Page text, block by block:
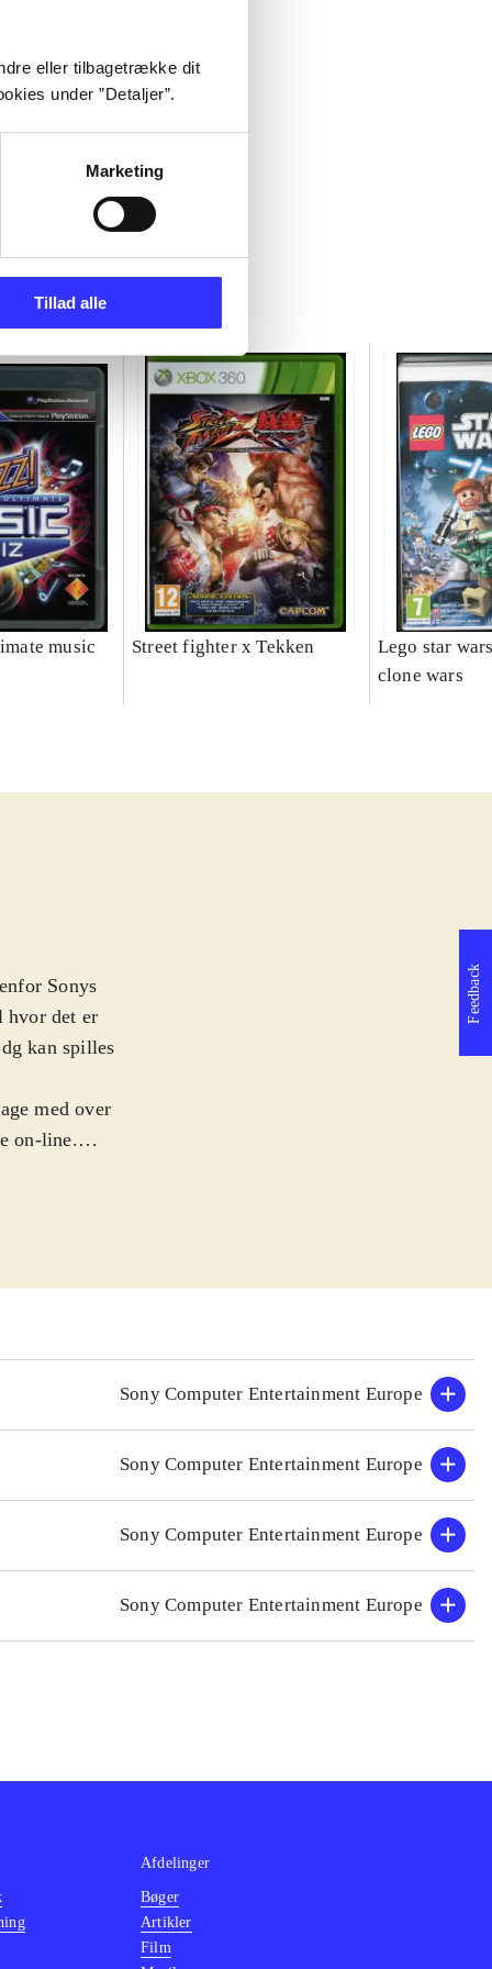
eller tilbagetrække dit
under ”Detaljer”.
Marketing
Tillad alle
music Street fighter x Tekken
Lego star
clone wars
Sonys
hvor det er
kan spilles
med over
on-line.
Dog er der
Sport,
af alt som
Sony Computer Entertainment Europe
Sony Computer Entertainment Europe
Sony Computer Entertainment Europe
Sony Computer Entertainment Europe
Feedback
Afdelinger
Bøger
Artikler
Film